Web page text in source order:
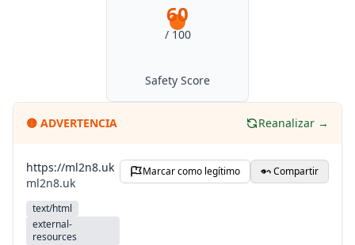
60
/ 100
Safety Score
🟡 ADVERTENCIA Reanalizar →
https://ml2n8.uk
ml2n8.uk
text/html
external-
resources
Marcar como legítimo Compartir